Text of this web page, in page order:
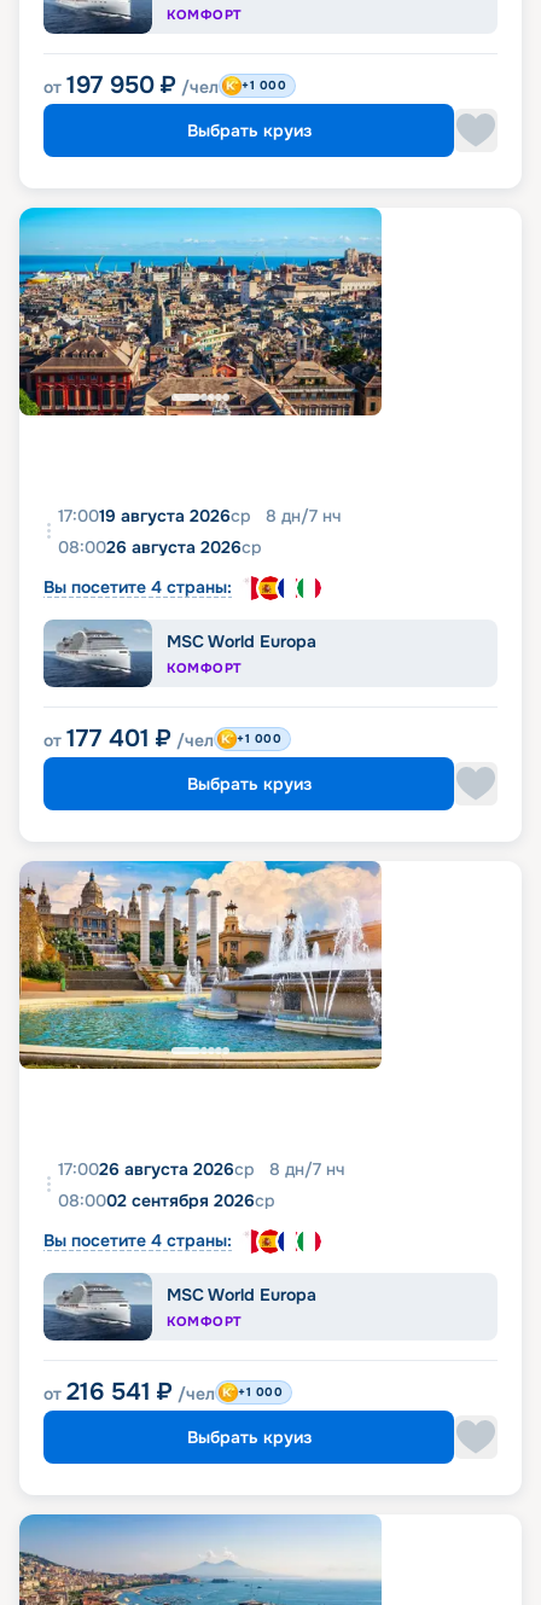
КОМФОРТ
от 197 950 ₽ /чел +1 000
Выбрать круиз
17:0019 августа 2026ср 8 дн/7 нч
08:0026 августа 2026ср
Вы посетите 4 страны:
MSC World Europa
КОМФОРТ
от 177 401 ₽ /чел +1 000
Выбрать круиз
17:0026 августа 2026ср 8 дн/7 нч
08:0002 сентября 2026ср
Вы посетите 4 страны:
MSC World Europa
КОМФОРТ
от 216 541 ₽ /чел +1 000
Выбрать круиз